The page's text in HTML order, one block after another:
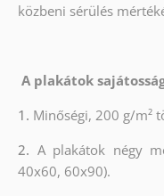
közbeni sérülés
A plakátok
1. Minőségi, 200 g/m²
2. A plakátok négy
40x60, 60x90).